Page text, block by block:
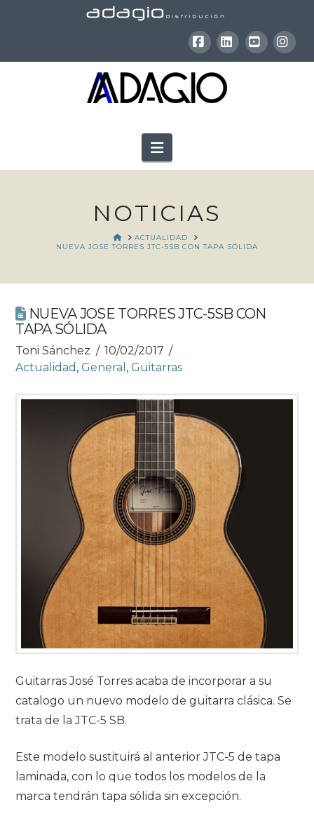
Facebook
LinkedInYouTube
Navigation
NOTICIAS
HOMEACTUALIDAD
NUEVA JOSE TORRES JTC-5SB CON TAPA SÓLIDA
NUEVA JOSE TORRES JTC-5SB CON
TAPA SÓLIDA
Toni Sánchez
10/02/2017
Actualidad ,General ,Guitarras
Guitarras José Torres acaba de incorporar a su
catalogo un nuevo modelo de guitarra clásica. Se
trata de la JTC-5 SB.
Este modelo sustituirá al anterior JTC-5 de tapa
laminada, con lo que todos los modelos de la
marca tendrán tapa sólida sin excepción.